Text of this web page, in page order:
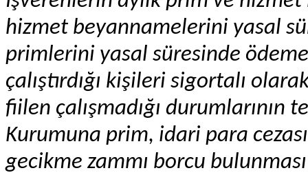
hizmet beyannamelerini yasal
primlerini yasal süresinde
çalıştırdığı kişileri sigortalı
fiilen çalışmadığı durumlarının
Kurumuna prim, idari para
gecikme zammı borcu